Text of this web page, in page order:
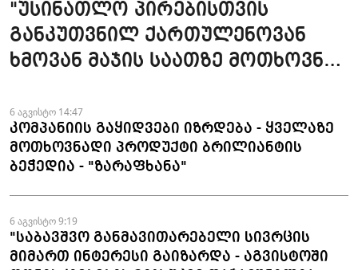
"უსინათლო პირებისთვის
განკუთვნილ ქართულენოვან
ხმოვან მაჯის საათზე მოთხოვნა
6 აგვისტო 14:47
კომპანიის გაყიდვები იზრდება - ყველაზე
მოთხოვნადი პროდუქტი ბრილიანტის
ბეჭედია - "ზარაფხანა"
6 აგვისტო 9:19
"საბავშვო განმავითარებელი სივრცის
მიმართ ინტერესი გაიზარდა - აგვისტოში